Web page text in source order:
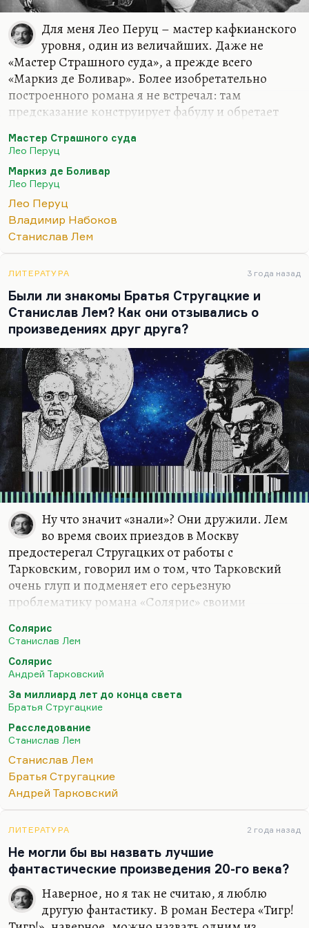
Для меня Лео Перуц – мастер кафкианского
уровня, один из величайших. Даже не
«Мастер Страшного суда», а прежде всего
«Маркиз де Боливар». Более изобретательно
построенного романа я не встречал: там
предсказание конструирует фабулу и обретает
Боливар предсказал, сбывается. Это, конечно,
гениальный роман совершенно. Ну и «Снег
Святого Петра», ну и «Ночью под каменным
мостом». Перуц был чем позже, тем лучше. Но и
тем труднее ему было писать.
Конечно, вот этот «Мастер Страшного суда»,
роман, очень жуткий, готический. Перуц же
вообще был математик и шахматист, поэтому его
конструкции обладают великолепным…
Мастер Страшного суда
Лео Перуц
Маркиз де Боливар
Лео Перуц
Лео Перуц
Владимир Набоков
Станислав Лем
ЛИТЕРАТУРА 3 года назад
Были ли знакомы Братья Стругацкие и
Станислав Лем? Как они отзывались о
произведениях друг друга?
Ну что значит «знали»? Они дружили. Лем
во время своих приездов в Москву
предостерегал Стругацких от работы с
Тарковским, говорил им о том, что Тарковский
очень глуп и подменяет его серьезную
проблематику романа «Солярис» своими
установками. Он видел в нем безнадежного
Но Лем и Стругацкие, безусловно, находились в
ситуации взаимного влияния. Я думаю, что
«Насморк» и «Рукопись, найденная в ванне»
повлияли на поздних Стругацких, в особенности
на «За миллиард лет…». Некоторые идеи
Стругацких, прежде всего пессимизм в
отношении Странников, я думаю, повлиял на
«Фиаско», повлиял на Лема, это невозможность
Солярис
Станислав Лем
Солярис
Андрей Тарковский
За миллиард лет до конца света
Братья Стругацкие
Расследование
Станислав Лем
Станислав Лем
Братья Стругацкие
Андрей Тарковский
ЛИТЕРАТУРА 2 года назад
Не могли бы вы назвать лучшие
фантастические произведения 20-го века?
Наверное, но я так не считаю, я люблю
другую фантастику. В роман Бестера «Тигр!